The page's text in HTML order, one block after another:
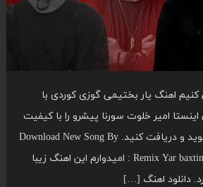
اهنگ یار بختیمی گوزی کوردی با
امیر خلوت سورنا پیشرو را با کیفیت
عالی از موزیک یاب بشنوید و دریافت کنید. Download New Song By
: Remix Yar baxtimi rap With Direct Links امیدوارم این اهنگ زیبا
دانلود اهنگ […]